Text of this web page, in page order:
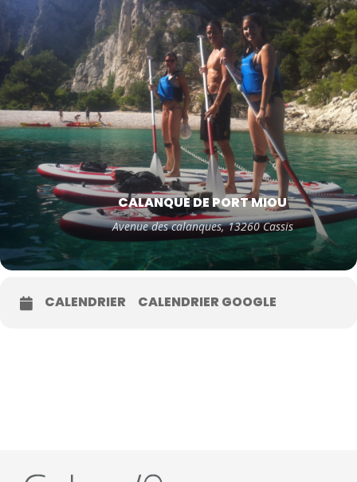
CALANQUE DE PORT MIOU
Avenue des calanques, 13260 Cassis
CALENDRIER CALENDRIER GOOGLE